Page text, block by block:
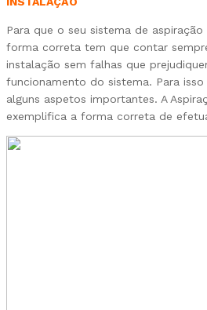
Para que o seu sistema de
forma correta tem que contar
instalação sem falhas que
funcionamento do sistema. Para
alguns aspetos importantes. A
exemplifica a forma correta de